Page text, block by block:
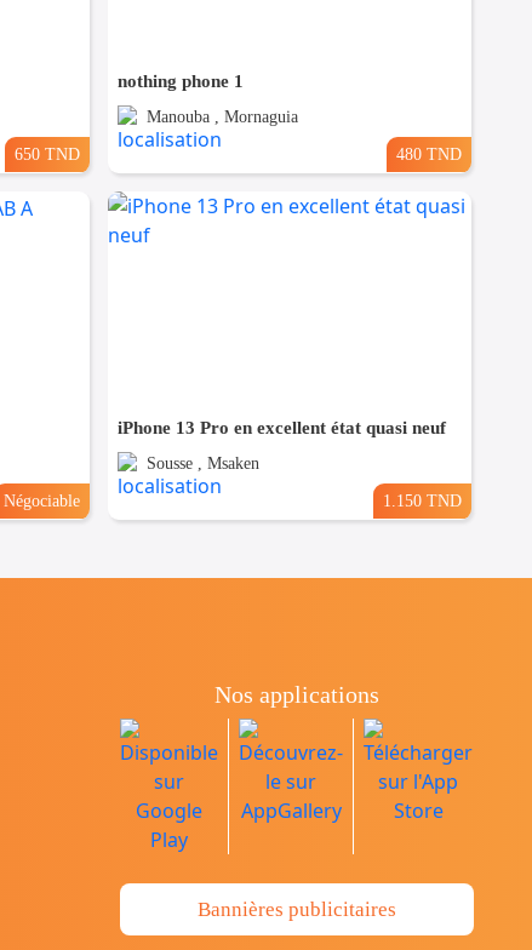
650 TND
nothing phone 1
Manouba , Mornaguia
480 TND
Négociable
iPhone 13 Pro en excellent état quasi neuf
Sousse , Msaken
1.150 TND
Nos applications
Bannières publicitaires